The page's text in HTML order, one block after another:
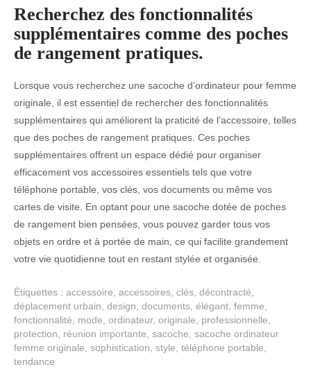
Recherchez des fonctionnalités
supplémentaires comme des poches
de rangement pratiques.
Lorsque vous recherchez une sacoche d’ordinateur pour femme
originale, il est essentiel de rechercher des fonctionnalités
supplémentaires qui améliorent la praticité de l’accessoire, telles
que des poches de rangement pratiques. Ces poches
supplémentaires offrent un espace dédié pour organiser
efficacement vos accessoires essentiels tels que votre
téléphone portable, vos clés, vos documents ou même vos
cartes de visite. En optant pour une sacoche dotée de poches
de rangement bien pensées, vous pouvez garder tous vos
objets en ordre et à portée de main, ce qui facilite grandement
votre vie quotidienne tout en restant stylée et organisée.
Étiquettes : accessoire accessoires clés décontracté
déplacement urbain design documents élégant femme
fonctionnalité
mode ordinateur, originale professionnelle
protection
réunion importante sacoche sacoche ordinateur
femme originale sophistication style téléphone portable
tendance